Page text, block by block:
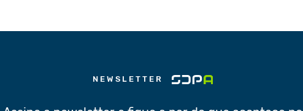
NEWSLETTER